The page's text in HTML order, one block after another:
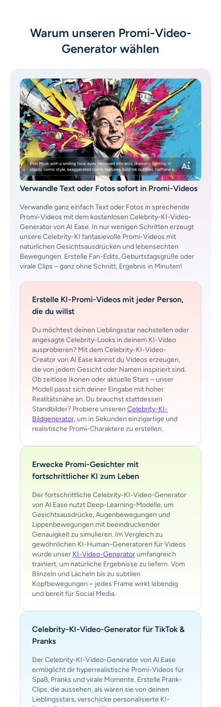
Passfoto-Ersteller
Videoeffekte
Video-Verstärker
Video-Wasserzeichen-Entferner
Warum unseren Promi-Video-
Generator wählen
Verwandle Text oder Fotos sofort in Promi-Videos
Verwandle ganz einfach Text oder Fotos in sprechende
Promi-Videos mit dem kostenlosen Celebrity-KI-Video-
Generator von AI Ease. In nur wenigen Schritten erzeugt
unsere Celebrity-KI fantasievolle Promi-Videos mit
natürlichen Gesichtsausdrücken und lebensechten
Bewegungen. Erstelle Fan-Edits, Geburtstagsgrüße oder
virale Clips – ganz ohne Schnitt, Ergebnis in Minuten!
Erstelle KI-Promi-Videos mit jeder Person,
die du willst
Du möchtest deinen Lieblingsstar nachstellen oder
angesagte Celebrity-Looks in deinem KI-Video
ausprobieren? Mit dem Celebrity-KI-Video-
Creator von AI Ease kannst du Videos erzeugen,
die von jedem Gesicht oder Namen inspiriert sind.
Ob zeitlose Ikonen oder aktuelle Stars – unser
Modell passt sich deiner Eingabe mit hoher
Realitätsnähe an. Du brauchst stattdessen
Standbilder? Probiere unseren Celebrity-KI-
Bildgenerator, um in Sekunden einzigartige und
realistische Promi-Charaktere zu erstellen.
Erwecke Promi-Gesichter mit
fortschrittlicher KI zum Leben
Der fortschrittliche Celebrity-KI-Video-Generator
von AI Ease nutzt Deep-Learning-Modelle, um
Gesichtsausdrücke, Augenbewegungen und
Lippenbewegungen mit beeindruckender
Genauigkeit zu simulieren. Im Vergleich zu
gewöhnlichen KI-Human-Generatoren für Videos
wurde unser KI-Video-Generatorumfangreich
trainiert, um natürliche Ergebnisse zu liefern. Vom
Blinzeln und Lächeln bis zu subtilen
Kopfbewegungen – jedes Frame wirkt lebendig
und bereit für Social Media.
Celebrity-KI-Video-Generator für TikTok &
Pranks
Der Celebrity-KI-Video-Generator von AI Ease
ermöglicht dir hyperrealistische Promi-Videos für
Spaß, Pranks und virale Momente. Erstelle Prank-
Clips, die aussehen, als wären sie von deinen
Lieblingsstars, verschicke personalisierte KI-